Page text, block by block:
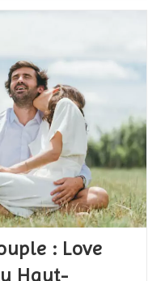
: Love
Haut-